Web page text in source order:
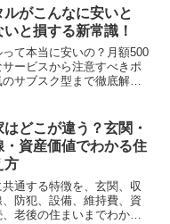
ェックリストまで、初心
較・判断できる実践情報
解説。
がこんなに安いと
と損する新常識！
て本当に安いの？月額500
サービスから注意すべきポ
サブスク型まで徹底解
どこが違う？玄関・
・資産価値でわかる住
方
通する特徴を、玄関、収
防犯、設備、維持費、資
老後の住まいまでわかり